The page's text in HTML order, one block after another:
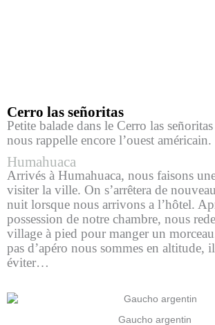
Cerro las señoritas
Petite balade dans le Cerro las
nous rappelle encore l’ouest américain.
Humahuaca
Arrivés à Humahuaca, nous faisons
visiter la ville. On s’arrêtera de
nuit lorsque nous arrivons a l’hôtel.
possession de notre chambre, nous
village à pied pour manger un
pas d’apéro nous sommes en altitude,
éviter…
Gaucho argentin